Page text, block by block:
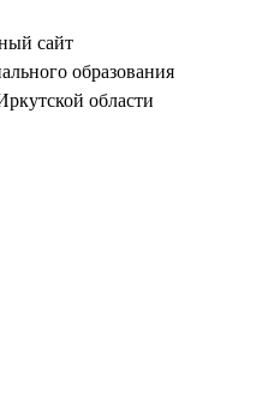
сайт
образования
области